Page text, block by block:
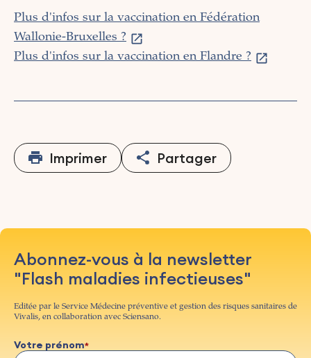
Plus d'infos sur la vaccination en Fédération
Wallonie-Bruxelles ?
Plus d'infos sur la vaccination en Flandre ?
Imprimer Partager
Abonnez-vous à la newsletter
"Flash maladies infectieuses"
Editée par le Service Médecine préventive et gestion des risques sanitaires de
Vivalis, en collaboration avec Sciensano.
Votre prénom